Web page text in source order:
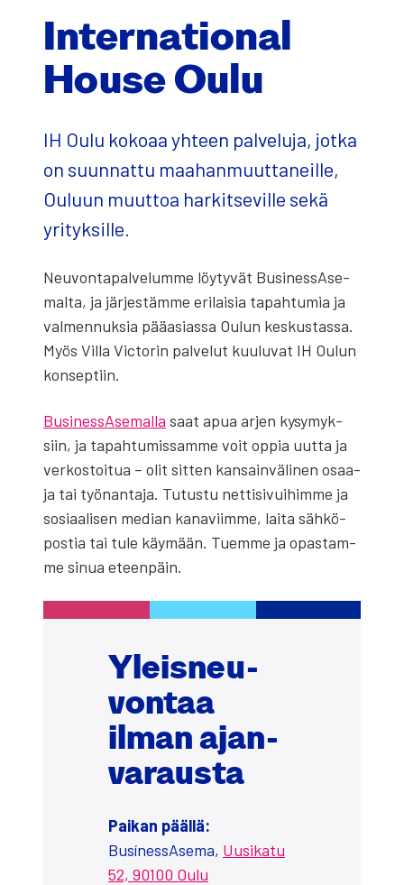
Inter­na­tio­nal
House Oulu
IH Oulu koko­aa yhteen pal­ve­lu­ja, jot­ka
on suun­nat­tu maa­han­muut­ta­neil­le,
Ouluun muut­toa har­kit­se­vil­le sekä
yri­tyk­sil­le.
Neu­von­ta­pal­ve­lum­me löy­ty­vät Busi­ness­A­se­
mal­ta, ja jär­jes­täm­me eri­lai­sia tapah­tu­mia ja
val­men­nuk­sia pää­asias­sa Oulun kes­kus­tas­sa.
Myös Vil­la Vic­to­rin pal­ve­lut kuu­lu­vat IH Oulun
kon­sep­tiin.
Busi­ness­A­se­mal­la saat apua arjen kysy­myk­
siin, ja tapah­tu­mis­sam­me voit oppia uut­ta ja
ver­kos­toi­tua – olit sit­ten kan­sain­vä­li­nen osaa­
ja tai työ­nan­ta­ja. Tutus­tu net­ti­si­vui­him­me ja
sosi­aa­li­sen median kana­viim­me, lai­ta säh­kö­
pos­tia tai tule käy­mään. Tuem­me ja opas­tam­
me sinua eteen­päin.
Yleis­neu­
von­taa
ilman ajan­
va­raus­ta
Pai­kan pääl­lä:
Busí­ness­A­se­ma, Uusi­ka­tu
52, 90100 Oulu